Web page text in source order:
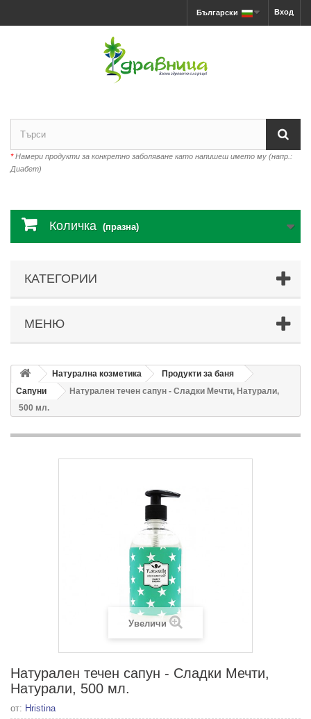
Вход
Български
*Намери продукти за конкретно заболяване като напишеш името му (напр.:
Диабет)
Количка (празна)
КАТЕГОРИИ
МЕНЮ
Натурална козметика
Продукти за баня
Сапуни
Натурален течен сапун - Сладки Мечти, Натурали,
500 мл.
Увеличи
Натурален течен сапун - Сладки Мечти,
Натурали, 500 мл.
от: Hristina